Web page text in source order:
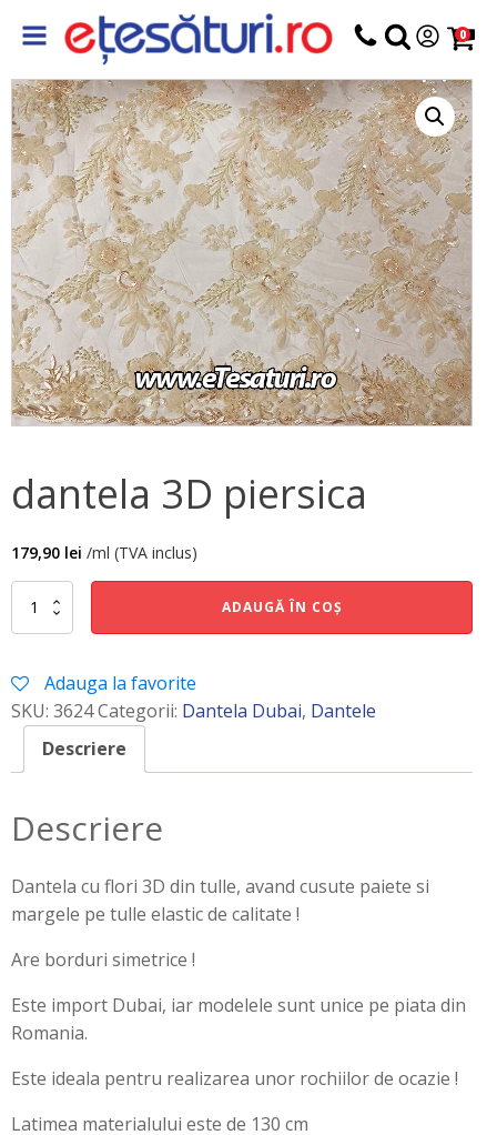
0
dantela 3D piersica
179,90 lei /ml (TVA inclus)
Cantitate
dantela
ADAUGĂ ÎN COȘ
Adauga la favorite
SKU: 3624Categorii: Dantela Dubai, Dantele
Descriere
Descriere
Dantela cu flori 3D din tulle, avand cusute paiete si
margele pe tulle elastic de calitate !
Are borduri simetrice !
Este import Dubai, iar modelele sunt unice pe piata din
Romania.
Este ideala pentru realizarea unor rochiilor de ocazie !
Latimea materialului este de 130 cm